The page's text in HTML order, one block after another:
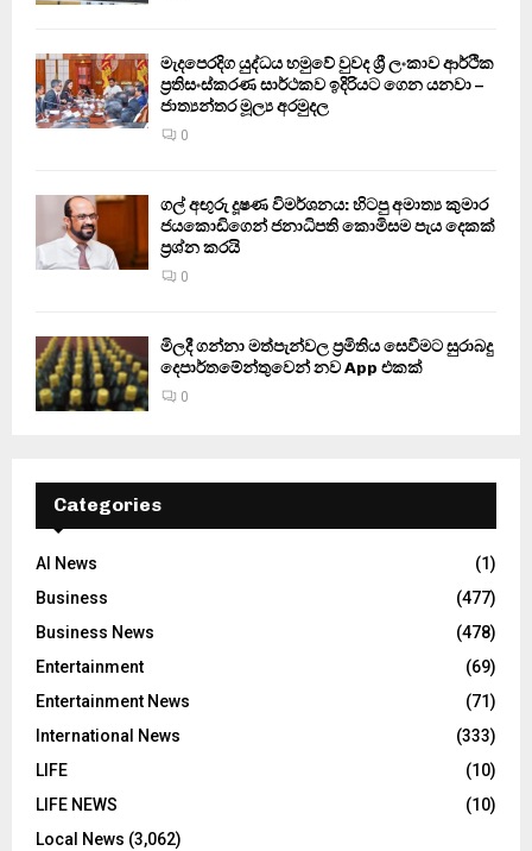
මැදපෙරදිග යුද්ධය හමුවේ වුවද ශ්‍රී ලංකාව ආර්ථික
ප්‍රතිසංස්කරණ සාර්ථකව ඉදිරියට ගෙන යනවා –
ජාත්‍යන්තර මූල්‍ය අරමුදල
0
ගල් අඟුරු දූෂණ විමර්ශනය: හිටපු අමාත්‍ය කුමාර
ජයකොඩිගෙන් ජනාධිපති කොමිසම පැය දෙකක්
ප්‍රශ්න කරයි
0
මිලදී ගන්නා මත්පැන්වල ප්‍රමිතිය සෙවීමට සුරාබදු
දෙපාර්තමේන්තුවෙන් නව App එකක්
0
Categories
AI News
(1)
Business
(477)
Business News
(478)
Entertainment
(69)
Entertainment News
(71)
International News
(333)
LIFE
(10)
LIFE NEWS
(10)
Local News (3,062)